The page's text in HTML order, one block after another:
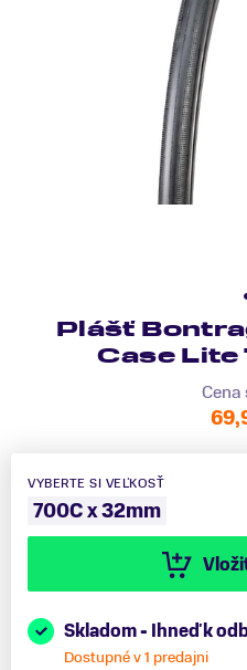
Plášť
Case Lite
Cena
VYBERTE SI VEĽKOSŤ
700C x 32mm
Skladom - Ihneď k
Dostupné v 1 predajni